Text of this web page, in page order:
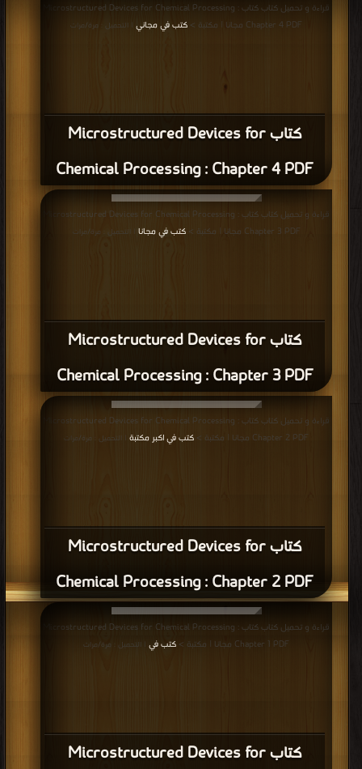
كتاب Microstructured Devices for
Chemical Processing : Chapter 4 PDF
قراءة و تحميل كتاب كتاب Microstructured Devices for Chemical Processing :
Chapter 4 PDF مجانا | مكتبة >
كتب في مجاني | التحميل : مرة/مرات
كتاب Microstructured Devices for
Chemical Processing : Chapter 3 PDF
قراءة و تحميل كتاب كتاب Microstructured Devices for Chemical Processing :
Chapter 3 PDF مجانا | مكتبة >
كتب في مجانا | التحميل : مرة/مرات
كتاب Microstructured Devices for
Chemical Processing : Chapter 2 PDF
قراءة و تحميل كتاب كتاب Microstructured Devices for Chemical Processing :
Chapter 2 PDF مجانا | مكتبة >
كتب في اكبر مكتبة | التحميل : مرة/مرات
كتاب Microstructured Devices for
قراءة و تحميل كتاب كتاب Microstructured Devices for Chemical Processing :
Chapter 1 PDF مجانا | مكتبة >
كتب في | التحميل : مرة/مرات